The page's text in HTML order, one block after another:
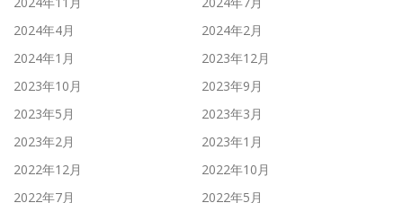
2024年4月
2024年2月
2024年1月
2023年12月
2023年10月
2023年9月
2023年5月
2023年3月
2023年2月
2023年1月
2022年12月
2022年10月
2022年7月
2022年5月